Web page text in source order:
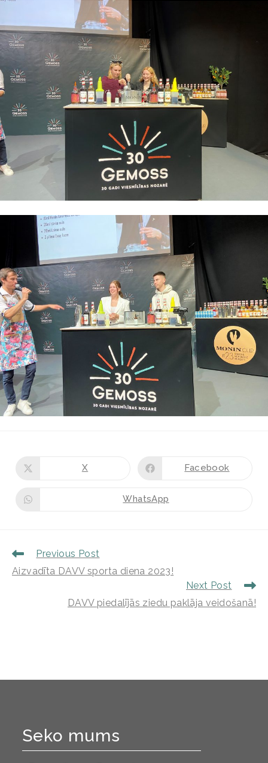
X Facebook
WhatsApp
Previous Post
Aizvadīta DAVV sporta diena 2023!
Next Post
DAVV piedalījās ziedu paklāja veidošanā!
Seko mums